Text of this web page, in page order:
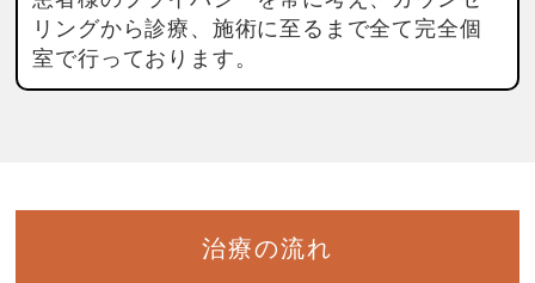
リングから診療、施術に至るまで全て完全個
室で行っております。
治療の流れ